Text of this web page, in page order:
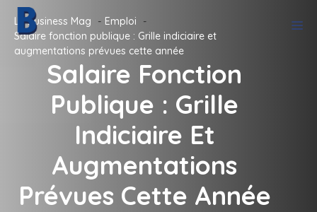
Aller
contenu
Le Business Mag
Emploi
Salaire fonction publique : Grille indiciaire et
augmentations prévues cette année
Salaire Fonction
Publique : Grille
Indiciaire Et
Augmentations
Prévues Cette Année